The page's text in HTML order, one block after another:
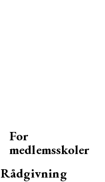
For
medlemsskoler
Rådgivning